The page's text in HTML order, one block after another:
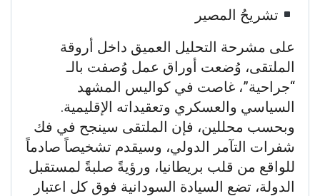
​تشريحُ المصير
​على مشرحة التحليل العميق داخل أروقة
الملتقى، وُضعت أوراق عمل وُصفت بالـ
“جراحية”، غاصت في كواليس المشهد
السياسي والعسكري وتعقيداته الإقليمية.
وبحسب محللين، فإن الملتقى سينجح في فك
شفرات التآمر الدولي، وسيقدم تشخيصاً صادماً
للواقع من قلب بريطانيا، ورؤيةً صلبةً لمستقبل
الدولة، تضع السيادة السودانية فوق كل اعتبار